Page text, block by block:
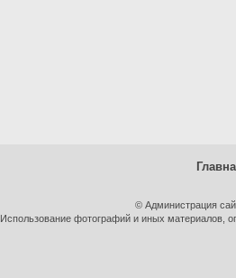
© Администрация
Использование фотографий и иных материалов,